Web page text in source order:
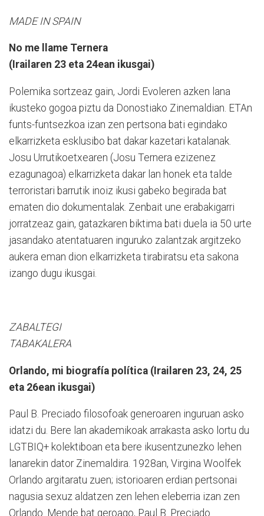
MADE IN SPAIN
No me llame Ternera
(Irailaren 23 eta 24ean ikusgai)
Polemika sortzeaz gain, Jordi Evoleren azken lana
ikusteko gogoa piztu da Donostiako Zinemaldian. ETAn
funts-funtsezkoa izan zen pertsona bati egindako
elkarrizketa esklusibo bat dakar kazetari katalanak.
Josu Urrutikoetxearen (Josu Ternera ezizenez
ezagunagoa) elkarrizketa dakar lan honek eta talde
terroristari barrutik inoiz ikusi gabeko begirada bat
ematen dio dokumentalak. Zenbait une erabakigarri
jorratzeaz gain, gatazkaren biktima bati duela ia 50 urte
jasandako atentatuaren inguruko zalantzak argitzeko
aukera eman dion elkarrizketa tirabiratsu eta sakona
izango dugu ikusgai.
ZABALTEGI
TABAKALERA
Orlando, mi biografía política (Irailaren 23, 24, 25
eta 26ean ikusgai)
Paul B. Preciado filosofoak generoaren inguruan asko
idatzi du. Bere lan akademikoak arrakasta asko lortu du
LGTBIQ+ kolektiboan eta bere ikusentzunezko lehen
lanarekin dator Zinemaldira. 1928an, Virgina Woolfek
Orlando argitaratu zuen; istorioaren erdian pertsonai
nagusia sexuz aldatzen zen lehen eleberria izan zen
Orlando. Mende bat geroago, Paul B. Preciado